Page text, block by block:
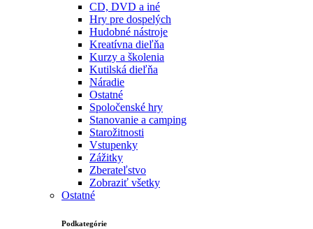
CD, DVD a iné
Hry pre dospelých
Hudobné nástroje
Kreatívna dieľňa
Kurzy a školenia
Kutilská dieľňa
Náradie
Ostatné
Spoločenské hry
Stanovanie a camping
Starožitnosti
Vstupenky
Zážitky
Zberateľstvo
Zobraziť všetky
Ostatné
Podkategórie